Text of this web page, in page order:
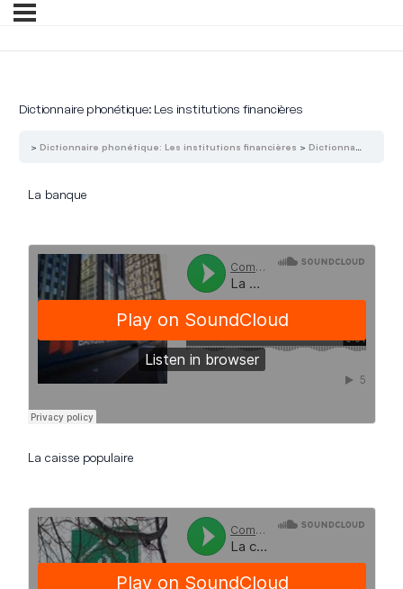
Dictionnaire phonétique: Les institutions financières
Dictionnaire phonétique: Les institutions financières Dictionnaire phonétique: Les institutions financières
La banque
La caisse populaire